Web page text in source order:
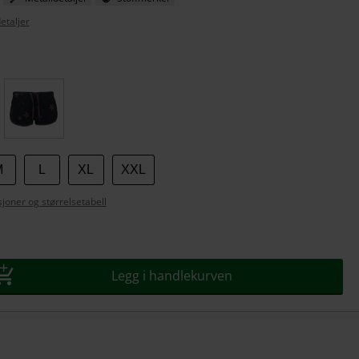
XL XXL
og størrelsetabell
Legg i handlekurven